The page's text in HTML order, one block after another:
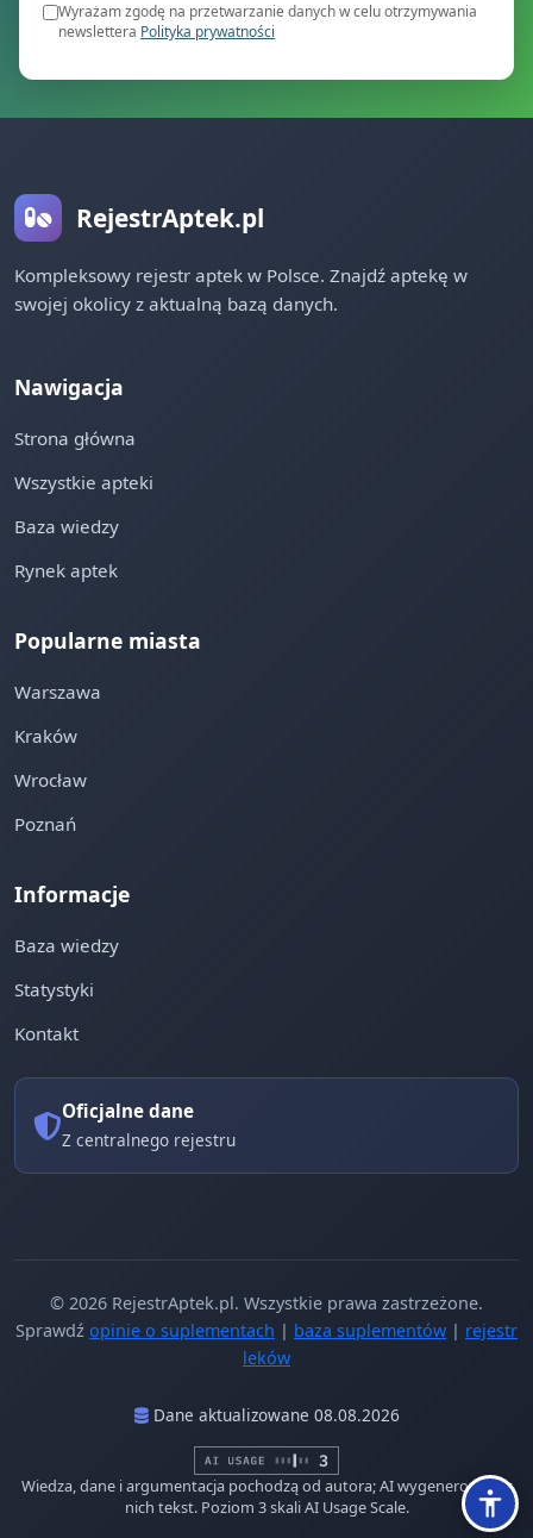
Wyrażam zgodę na przetwarzanie danych w celu otrzymywania
newslettera Polityka prywatności
RejestrAptek.pl
Kompleksowy rejestr aptek w Polsce. Znajdź aptekę w
swojej okolicy z aktualną bazą danych.
Nawigacja
Strona główna
Wszystkie apteki
Baza wiedzy
Rynek aptek
Popularne miasta
Warszawa
Kraków
Wrocław
Poznań
Informacje
Baza wiedzy
Statystyki
Kontakt
Oficjalne dane
Z centralnego rejestru
© 2026 RejestrAptek.pl. Wszystkie prawa zastrzeżone.
Sprawdź opinie o suplementach | baza suplementów | rejestr
leków
Dane aktualizowane 08.08.2026
Wiedza, dane i argumentacja pochodzą od autora; AI wygenerowało z
nich tekst. Poziom 3 skali AI Usage Scale.